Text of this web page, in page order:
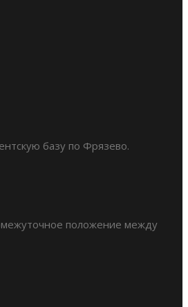
базу по Фрязево.
положение между